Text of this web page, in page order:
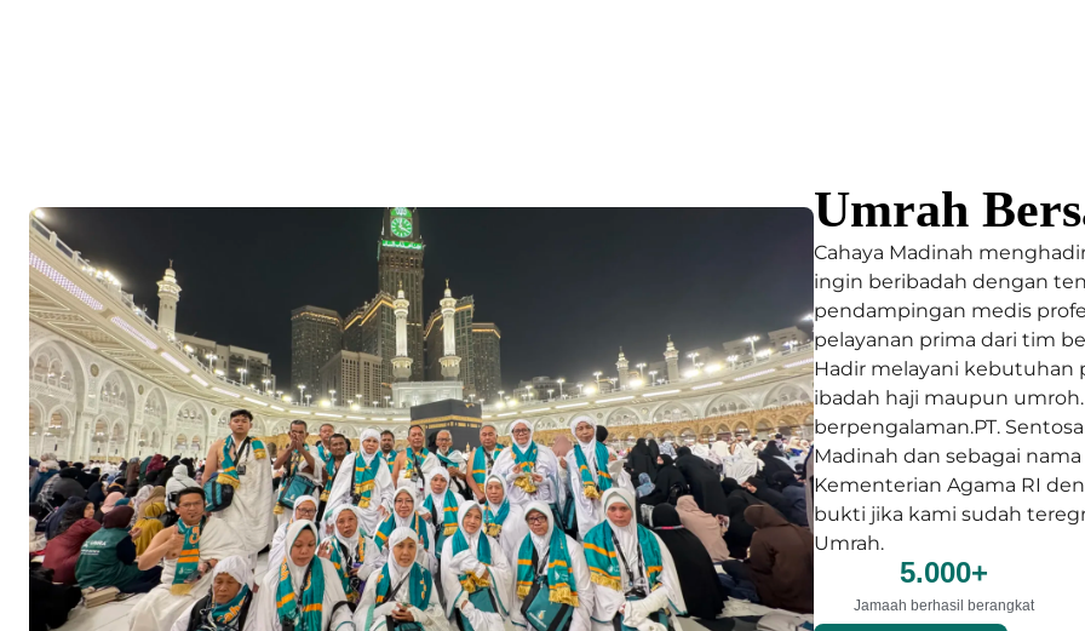
Umrah
Cahaya Madinah
ingin beribadah dengan
pendampingan medis
pelayanan prima dari tim
Hadir melayani
ibadah haji maupun
berpengalaman.PT.
Madinah dan sebagai
Kementerian Agama RI
bukti jika kami sudah
Umrah.
Jamaah berhasil berangkat
5.000+